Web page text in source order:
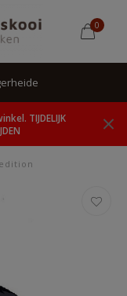
0
TIJDELIJK